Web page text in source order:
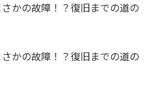
かの故障！？復旧までの道の
かの故障！？復旧までの道の